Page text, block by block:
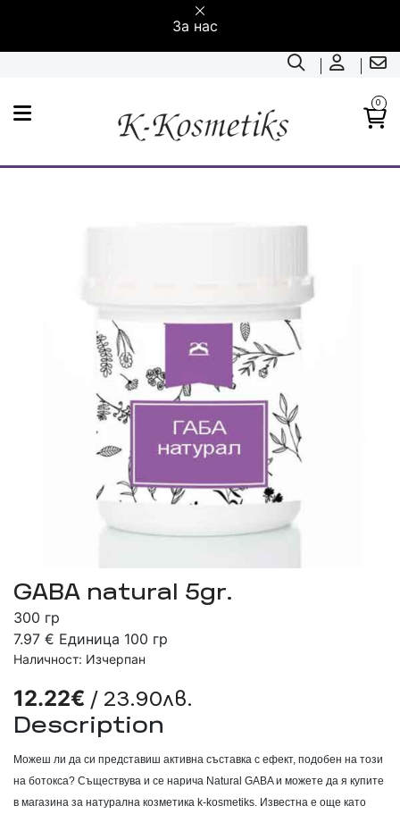
За нас
0
GABA natural 5gr.
300 гр
7.97 € Единица 100 гр
Наличност: Изчерпан
12.22€ / 23.90лв.
Description
Можеш ли да си представиш активна съставка с ефект, подобен на този
на ботокса? Съществува и се нарича Natural GABA и можете да я купите
в магазина за натурална козметика k-kosmetiks. Известна е още като